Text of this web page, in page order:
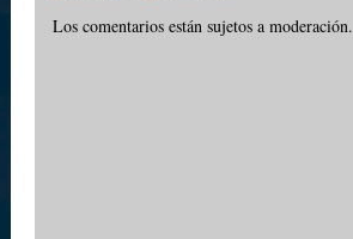
Los comentarios están sujetos a moderación.